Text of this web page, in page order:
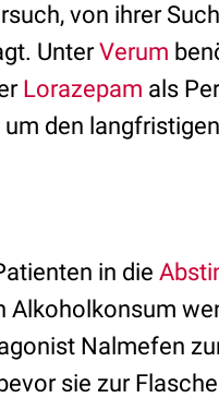
von ihrer
UnterVerum
Lorazepam als
den
in die
Alkoholkonsum
Nalmefen
sie zur